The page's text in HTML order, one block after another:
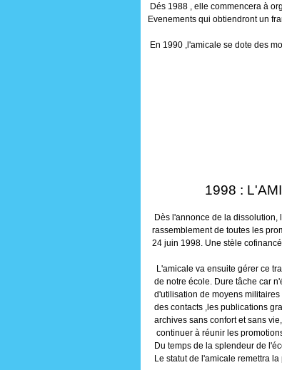
Dés 1988 , elle commencera à
Evenements qui obtiendront un
En 1990 ,l'amicale se dote des
1998 :
Dès l'annonce de la dissolution,
rassemblement de toutes les
24 juin 1998. Une stèle
L'amicale va ensuite gérer ce
de notre école. Dure tâche car
d'utilisation de moyens
des contacts ,les publications
archives sans confort et sans
continuer à réunir les
Du temps de la splendeur de
Le statut de l'amicale remettra